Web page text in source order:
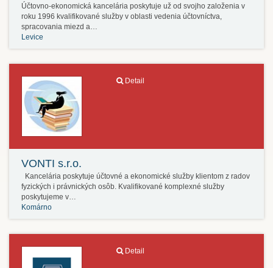
Účtovno-ekonomická kancelária poskytuje už od svojho založenia v
roku 1996 kvalifikované služby v oblasti vedenia účtovníctva,
spracovania miezd a…
Levice
Detail
VONTI s.r.o.
Kancelária poskytuje účtovné a ekonomické služby klientom z radov
fyzických i právnických osôb. Kvalifikované komplexné služby
poskytujeme v…
Komárno
Detail